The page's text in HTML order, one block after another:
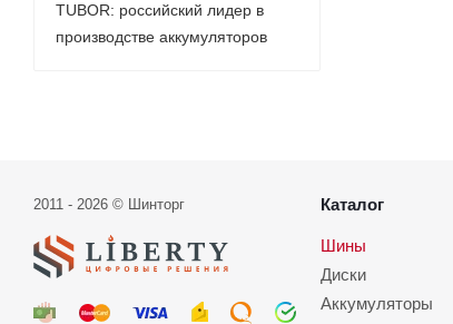
TUBOR: российский лидер в
производстве аккумуляторов
2011 - 2026 © Шинторг Каталог
Шины
Диски
Аккумуляторы